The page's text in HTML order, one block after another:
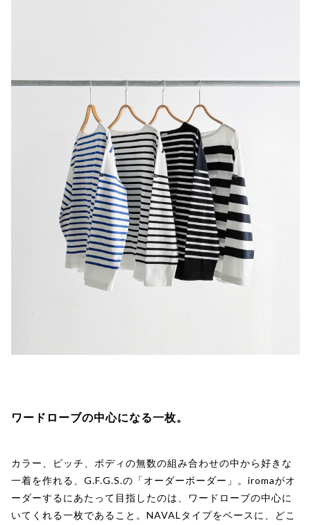
ワードローブの中心になる一枚。
カラー、ピッチ、ボディの無数の組み合わせの中から好きな
一着を作れる、G.F.G.S.の「オーダーボーダー」。iromaがオ
ーダーするにあたって目指したのは、ワードローブの中心に
いてくれる一枚であること。NAVALタイプをベースに、どこ